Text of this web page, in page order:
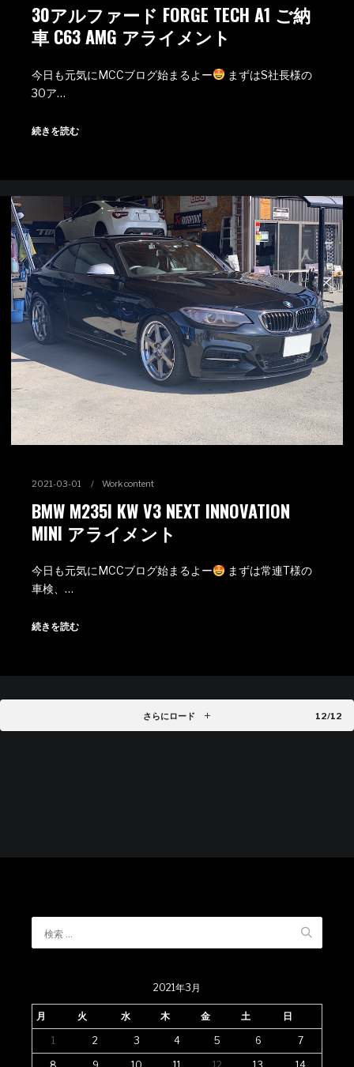
30アルファード FORGE TECH A1 ご納
車 C63 AMG アライメント
今日も元気にMCCブログ始まるよー
まずはS社長様の
30ア…
続きを読む
2021-03-01 Work content
BMW M235I KW V3 NEXT INNOVATION
MINI アライメント
今日も元気にMCCブログ始まるよー
まずは常連T様の
車検、…
続きを読む
さらにロード 12/12
2021年3月
月 火 水 木 金 土 日
1 2 3 4 5 6 7